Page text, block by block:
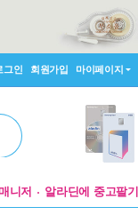
그인 회원가입 마이페이지
니저 알라딘에 중고팔기